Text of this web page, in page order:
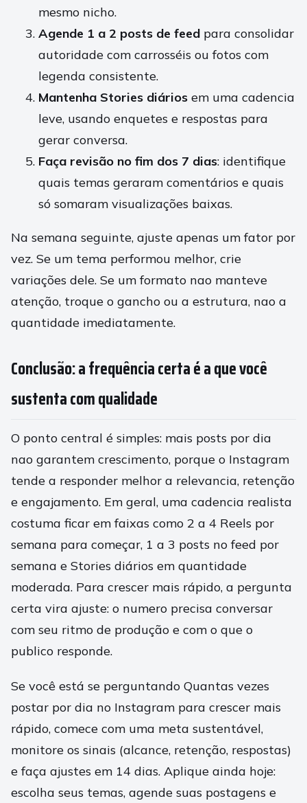
mesmo nicho.
Agende 1 a 2 posts de feed para consolidar
autoridade com carrosséis ou fotos com
legenda consistente.
Mantenha Stories diários em uma cadencia
leve, usando enquetes e respostas para
gerar conversa.
Faça revisão no fim dos 7 dias: identifique
quais temas geraram comentários e quais
só somaram visualizações baixas.
Na semana seguinte, ajuste apenas um fator por
vez. Se um tema performou melhor, crie
variações dele. Se um formato nao manteve
atenção, troque o gancho ou a estrutura, nao a
quantidade imediatamente.
Conclusão: a frequência certa é a que você
sustenta com qualidade
O ponto central é simples: mais posts por dia
nao garantem crescimento, porque o Instagram
tende a responder melhor a relevancia, retenção
e engajamento. Em geral, uma cadencia realista
costuma ficar em faixas como 2 a 4 Reels por
semana para começar, 1 a 3 posts no feed por
semana e Stories diários em quantidade
moderada. Para crescer mais rápido, a pergunta
certa vira ajuste: o numero precisa conversar
com seu ritmo de produção e com o que o
publico responde.
Se você está se perguntando Quantas vezes
postar por dia no Instagram para crescer mais
rápido, comece com uma meta sustentável,
monitore os sinais (alcance, retenção, respostas)
e faça ajustes em 14 dias. Aplique ainda hoje:
escolha seus temas, agende suas postagens e